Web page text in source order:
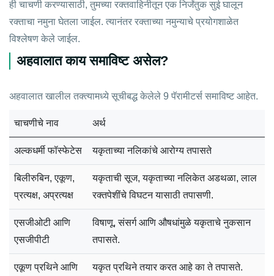
ही चाचणी करण्यासाठी, तुमच्या रक्तवाहिनीतून एक निर्जंतुक सुई घालून
रक्ताचा नमुना घेतला जाईल. त्यानंतर रक्ताच्या नमुन्याचे प्रयोगशाळेत
विश्लेषण केले जाईल.
अहवालात काय समाविष्ट असेल?
अहवालात खालील तक्त्यामध्ये सूचीबद्ध केलेले 9 पॅरामीटर्स समाविष्ट आहेत.
चाचणीचे नाव अर्थ
अल्कधर्मी फॉस्फेटेस यकृताच्या नलिकांचे आरोग्य तपासते
बिलीरुबिन, एकूण,
प्रत्यक्ष, अप्रत्यक्ष
यकृताची सूज, यकृताच्या नलिकेत अडथळा, लाल
रक्तपेशींचे विघटन यासाठी तपासणी.
एसजीओटी आणि
एसजीपीटी
विषाणू, संसर्ग आणि औषधांमुळे यकृताचे नुकसान
तपासते.
एकूण प्रथिने आणि
यकृत प्रथिने तयार करत आहे का ते तपासते.